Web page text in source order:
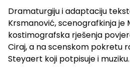
Dramaturgiju i adaptaciju
Krsmanović, scenografkinja je
kostimografska rješenja
Ciraj, a na scenskom pokretu
Steyaert koji potpisuje i muziku.